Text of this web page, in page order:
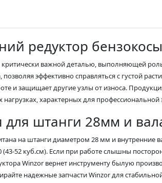
редуктор
критически важной деталью, выполняющей
эффективно справляться с густой
и защищает другие узлы от износа.
характерных для профессиональной
для штанги 28мм и
на штанги диаметром 28 мм и
(43-52 куб.см). Если при работе слышны
Winzor вернет инструменту былую
надежные запчасти Winzor для